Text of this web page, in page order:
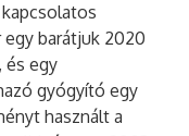
barátjuk 2020
és egy
gyógyító egy
használt a